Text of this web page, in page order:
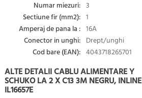
Numar miezuri: 3
Sectiune fir (mm2): 1
Amperaj de pana la : 16A
Conector in unghi: Drept/unghi
Cod bare (EAN): 4043718265701
ALTE DETALII CABLU ALIMENTARE Y
SCHUKO LA 2 X C13 3M NEGRU, INLINE
IL16657E